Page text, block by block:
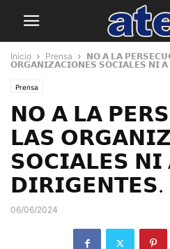
Inicio Prensa
𝗡𝗢 𝗔 𝗟𝗔
𝗢𝗥𝗚𝗔𝗡𝗜𝗭𝗔𝗖𝗜𝗢𝗡𝗘𝗦 𝗦𝗢𝗖𝗜𝗔𝗟𝗘𝗦 𝗡𝗜
Prensa
𝗡𝗢 𝗔 𝗟𝗔
𝗟𝗔𝗦
𝗦𝗢𝗖𝗜𝗔𝗟𝗘𝗦 𝗡𝗜
𝗗𝗜𝗥𝗜𝗚𝗘𝗡𝗧𝗘𝗦.
06/06/2024